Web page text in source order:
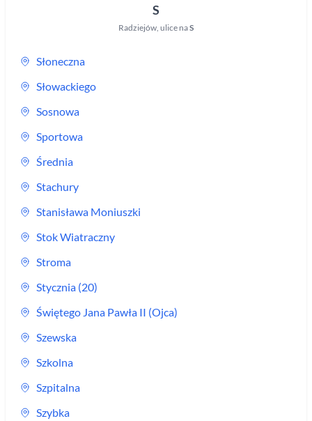
S
Radziejów, ulice naS
Słoneczna
Słowackiego
Sosnowa
Sportowa
Średnia
Stachury
Stanisława Moniuszki
Stok Wiatraczny
Stroma
Stycznia (20)
Świętego Jana Pawła II (Ojca)
Szewska
Szkolna
Szpitalna
Szybka